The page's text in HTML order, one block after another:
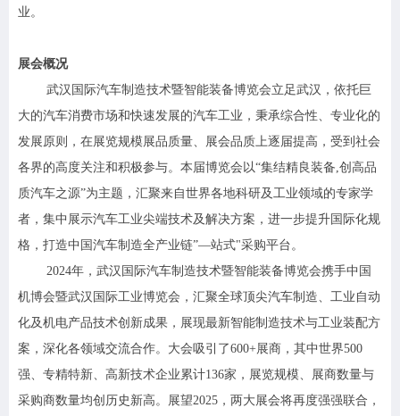
业。
展会概况
武汉国际汽车制造技术暨智能装备博览会立足武汉，依托巨
大的汽车消费市场和快速发展的汽车工业，秉承综合性、专业化的
发展原则，在展览规模展品质量、展会品质上逐届提高，受到社会
各界的高度关注和积极参与。本届博览会以“集结精良装备,创高品
质汽车之源”为主题，汇聚来自世界各地科研及工业领域的专家学
者，集中展示汽车工业尖端技术及解决方案，进一步提升国际化规
格，打造中国汽车制造全产业链”—站式"采购平台。
2024年，武汉国际汽车制造技术暨智能装备博览会携手中国
机博会暨武汉国际工业博览会，汇聚全球顶尖汽车制造、工业自动
化及机电产品技术创新成果，展现最新智能制造技术与工业装配方
案，深化各领域交流合作。大会吸引了600+展商，其中世界500
强、专精特新、高新技术企业累计136家，展览规模、展商数量与
采购商数量均创历史新高。展望2025，两大展会将再度强强联合，